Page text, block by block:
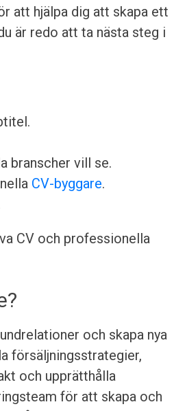
att hjälpa dig att skapa ett
är redo att ta nästa steg i
branscher vill se.
CV-byggare.
CV och professionella
och skapa nya
försäljningsstrategier,
och upprätthålla
för att skapa och